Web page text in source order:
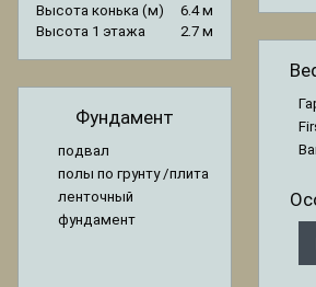
Высота конька (м)
6.4 м
Высота 1 этажа
2.7 м
Фундамент
подвал
полы по грунту /плита
ленточный
фундамент